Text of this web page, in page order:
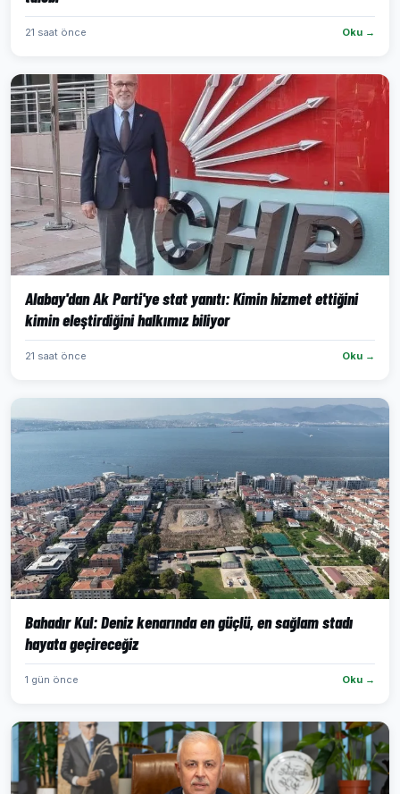
21 saat önce Oku →
Alabay'dan Ak Parti'ye stat yanıtı: Kimin hizmet ettiğini
kimin eleştirdiğini halkımız biliyor
21 saat önce Oku →
Bahadır Kul: Deniz kenarında en güçlü, en sağlam stadı
hayata geçireceğiz
1 gün önce Oku →